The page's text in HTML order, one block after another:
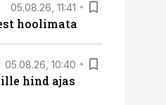
05.08.26, 11:41
hoolimata
05.08.26, 10:40
hind ajas